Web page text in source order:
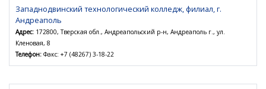
Западнодвинский технологический колледж, филиал, г.
Андреаполь
Адрес: 172800, Тверская обл., Андреапольский р-н, Андреаполь г., ул.
Кленовая, 8
Телефон: Факс: +7 (48267) 3-18-22